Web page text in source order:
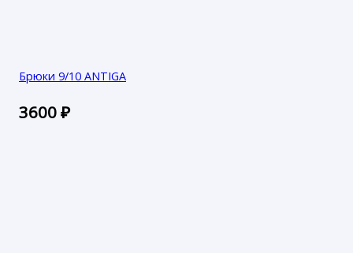
Брюки 9/10 ANTIGA
3600₽